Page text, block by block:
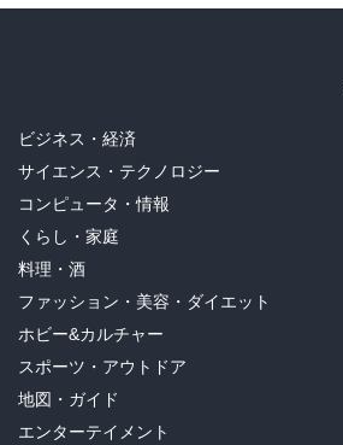
ビジネス・経済
サイエンス・テクノロジー
コンピュータ・情報
くらし・家庭
料理・酒
ファッション・美容・ダイエット
ホビー&カルチャー
スポーツ・アウトドア
地図・ガイド
エンターテイメント